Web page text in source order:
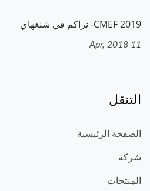
2019 CMEF- نراكم في شنغهاي
11 Apr, 2018
التنقل
الصفحة الرئيسية
شركة
المنتجات